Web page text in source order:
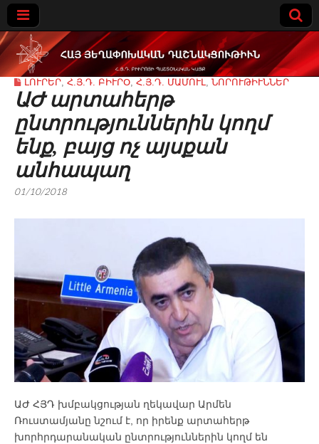
Հայ
Յեղափոխակա
ն
Դաշնակցութիւ
ն
ԼՈՒՐԵՐ, Հ.Յ.Դ. ԲԻՒՐՕ, Հ.Յ.Դ. ՄԱՄՈՒԼ, ՆՈՐՈՒԹԻՒՆՆԵՐ
ԱԺ արտահերթ
ընտրություններին կողմ
ենք, բայց ոչ այսքան
անհապաղ
01/10/2018
ԱԺ ՀՅԴ խմբակցության ղեկավար Արմեն
Ռուստամյանը նշում է, որ իրենք արտահերթ
խորհրդարանական ընտրություններին կողմ են